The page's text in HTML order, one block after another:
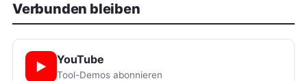
Verbunden bleiben
▶
YouTube
Tool-Demos abonnieren